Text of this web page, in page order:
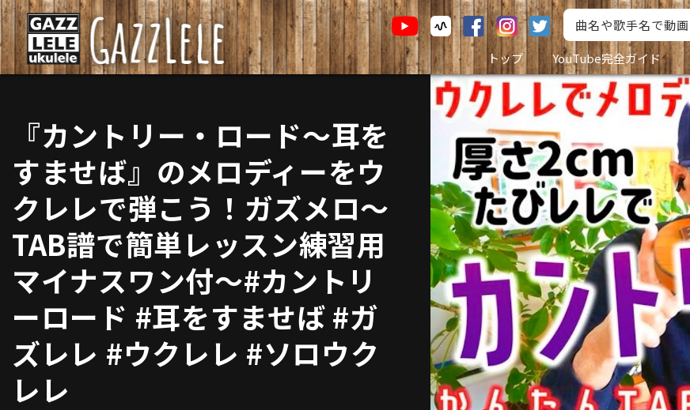
トップ
YouTube完全ガイド
『カントリー・ロード〜耳を
すませば』のメロディーをウ
クレレで弾こう！ガズメロ〜
TAB譜で簡単レッスン練習用
マイナスワン付〜#カントリ
ーロード #耳をすませば #ガ
ズレレ #ウクレレ #ソロウク
レレ